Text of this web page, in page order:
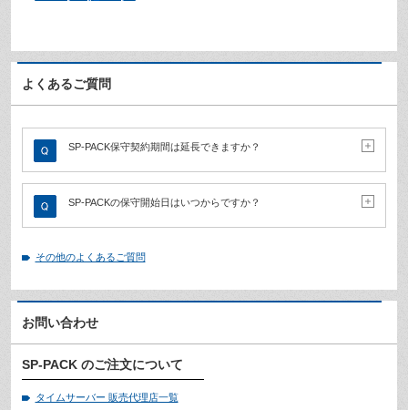
よくあるご質問
SP-PACK保守契約期間は延長できますか？
SP-PACKの保守開始日はいつからですか？
その他のよくあるご質問
お問い合わせ
SP-PACK のご注文について
タイムサーバー 販売代理店一覧